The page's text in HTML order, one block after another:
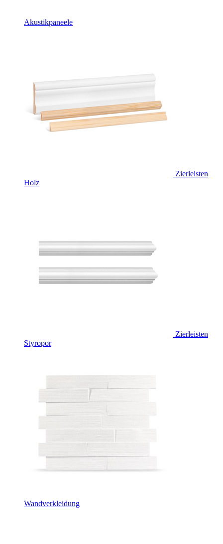
Akustikpaneele
Zierleisten
Holz
Zierleisten
Styropor
Wandverkleidung